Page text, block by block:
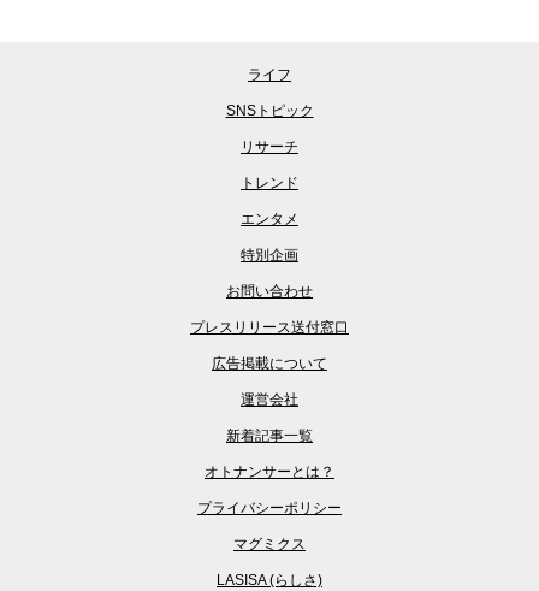
ライフ
SNSトピック
リサーチ
トレンド
エンタメ
特別企画
お問い合わせ
プレスリリース送付窓口
広告掲載について
運営会社
新着記事一覧
オトナンサーとは？
プライバシーポリシー
マグミクス
LASISA (らしさ)